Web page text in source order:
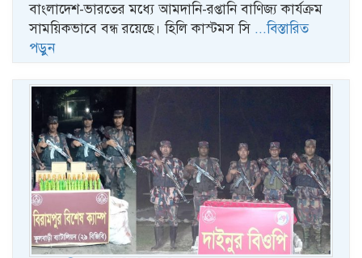
বাংলাদেশ-ভারতের মধ্যে আমদানি-রপ্তানি বাণিজ্য কার্যক্রম
সাময়িকভাবে বন্ধ রয়েছে। হিলি কাস্টমস সি ...বিস্তারিত
পড়ুন